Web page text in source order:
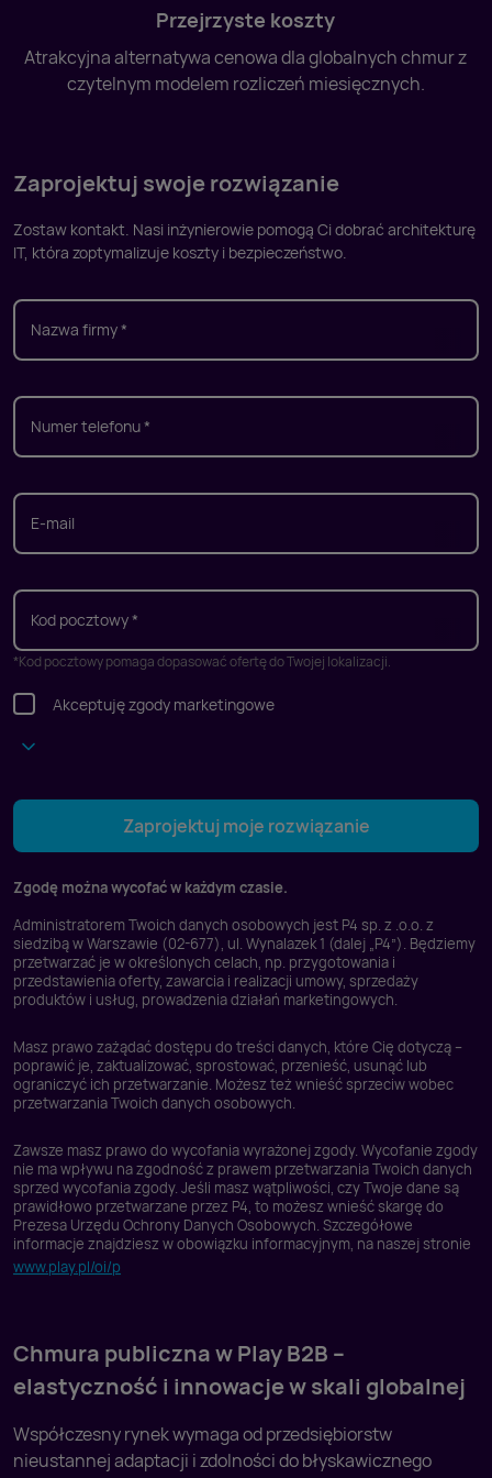
Przejrzyste koszty
Atrakcyjna alternatywa cenowa dla globalnych chmur z
czytelnym modelem rozliczeń miesięcznych.
Zaprojektuj swoje rozwiązanie
Zostaw kontakt. Nasi inżynierowie pomogą Ci dobrać architekturę
IT, która zoptymalizuje koszty i bezpieczeństwo.
Nazwa firmy *
Numer telefonu *
E-mail
Kod pocztowy *
*Kod pocztowy pomaga dopasować ofertę do Twojej lokalizacji.
Akceptuję zgody marketingowe
Wyrażam zgodę na prowadzenie przez P4 Sp.z o.o. lub na jej
zlecenie działań marketingowych drogą telefoniczną na
przekazany przeze mnie numer telefonu.*
Wyrażam zgodę na prowadzenie marketingu
środków komunikacji elektronicznej przy użyciu
telekomunikacyjnych urządzeń końcowych i
automatycznych systemów wywołujących.
Zaprojektuj moje rozwiązanie
Zgodę można wycofać w każdym czasie.
Administratorem Twoich danych osobowych jest P4 sp. z .o.o. z
siedzibą w Warszawie (02-677), ul. Wynalazek 1 (dalej „P4”). Będziemy
przetwarzać je w określonych celach, np. przygotowania i
przedstawienia oferty, zawarcia i realizacji umowy, sprzedaży
produktów i usług, prowadzenia działań marketingowych.
Masz prawo zażądać dostępu do treści danych, które Cię dotyczą –
poprawić je, zaktualizować, sprostować, przenieść, usunąć lub
ograniczyć ich przetwarzanie. Możesz też wnieść sprzeciw wobec
przetwarzania Twoich danych osobowych.
Zawsze masz prawo do wycofania wyrażonej zgody. Wycofanie zgody
nie ma wpływu na zgodność z prawem przetwarzania Twoich danych
sprzed wycofania zgody. Jeśli masz wątpliwości, czy Twoje dane są
prawidłowo przetwarzane przez P4, to możesz wnieść skargę do
Prezesa Urzędu Ochrony Danych Osobowych. Szczegółowe
informacje znajdziesz w obowiązku informacyjnym, na naszej stronie
www.play.pl/oi/p
Chmura publiczna w Play B2B –
elastyczność i innowacje w skali globalnej
Współczesny rynek wymaga od przedsiębiorstw
nieustannej adaptacji i zdolności do błyskawicznego